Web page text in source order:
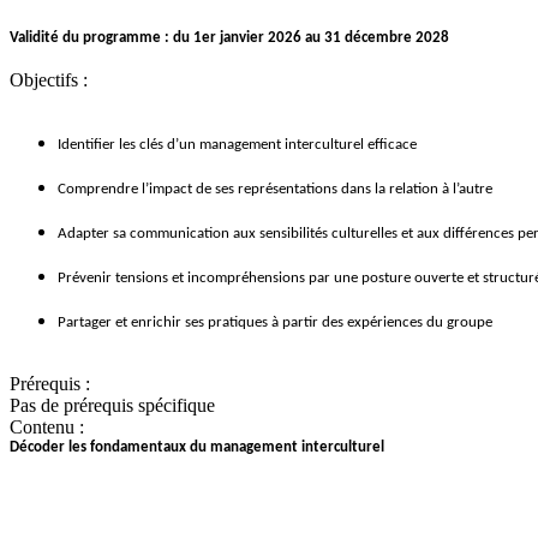
Validité du programme : du 1er janvier 2026 au 31 décembre 2028
Objectifs :
Identifier les clés d’un management interculturel efficace
Comprendre l’impact de ses représentations dans la relation à l’autre
Adapter sa communication aux sensibilités culturelles et aux différences
Prévenir tensions et incompréhensions par une posture ouverte et
Partager et enrichir ses pratiques à partir des expériences du groupe
Prérequis :
Pas de prérequis spécifique
Contenu :
Décoder les fondamentaux du management interculturel